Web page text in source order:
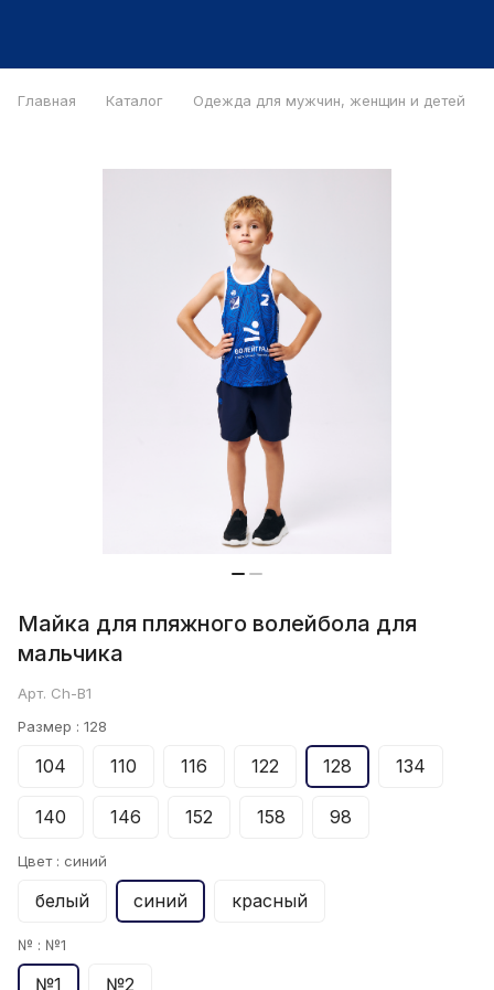
Главная Каталог Одежда для мужчин, женщин и детей
Майка для пляжного волейбола для
мальчика
Арт. Ch-B1
Размер : 128
104 110 116 122 128 134
140 146 152 158 98
Цвет : синий
белый синий красный
№ : №1
№1 №2